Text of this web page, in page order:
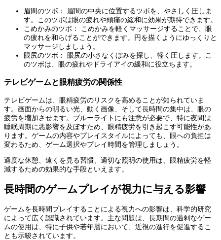
眉間のツボ： 眉間の中央に位置するツボを、やさしく圧しま
す。このツボは眼の疲れや頭痛の緩和に効果が期待できます。
こめかみのツボ： こめかみを軽くマッサージすることで、眼
の疲れを和らげることができます。円を描くようにゆっくりと
マッサージしましょう。
眼尻のツボ： 眼尻の小さなくぼみを探し、軽く圧します。こ
のツボは、眼の疲れやドライアイの緩和に役立ちます。
テレビゲームと眼精疲労の関係性
テレビゲームは、眼精疲労のリスクを高めることが知られていま
す。画面からの明るい光、動く画像、そして長時間の集中は、眼の
疲労を増加させます。ブルーライトにも注意が必要で、特に夜間は
睡眠周期に悪影響を及ぼすため、眼精疲労を引き起こす可能性があ
ります。ゲームの内容やプレイスタイルによっても、眼への負担は
変わるため、ゲーム選択やプレイ時間を管理しましょう。
適度な休憩、遠くを見る習慣、適切な照明の使用は、眼精疲労を軽
減するための効果的な手段といえます。
長時間のゲームプレイが視力に与える影響
ゲームを長時間プレイすることによる視力への影響は、科学的研究
によって広く認識されています。主な問題は、長期間の過剰なゲー
ムの使用は、特に子供や若年層において、近視の進行を促進するこ
とも示唆されています。